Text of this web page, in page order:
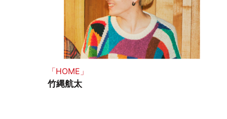
「HOME」
竹縄航太